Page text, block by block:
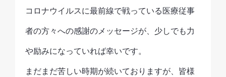
コロナウイルスに最前線で戦っている医療従事
者の方々への感謝のメッセージが、少しでも力
や励みになっていれば幸いです。
まだまだ苦しい時期が続いておりますが、皆様